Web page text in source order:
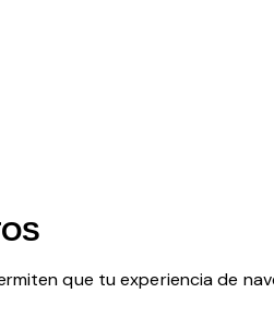
que tu experiencia de